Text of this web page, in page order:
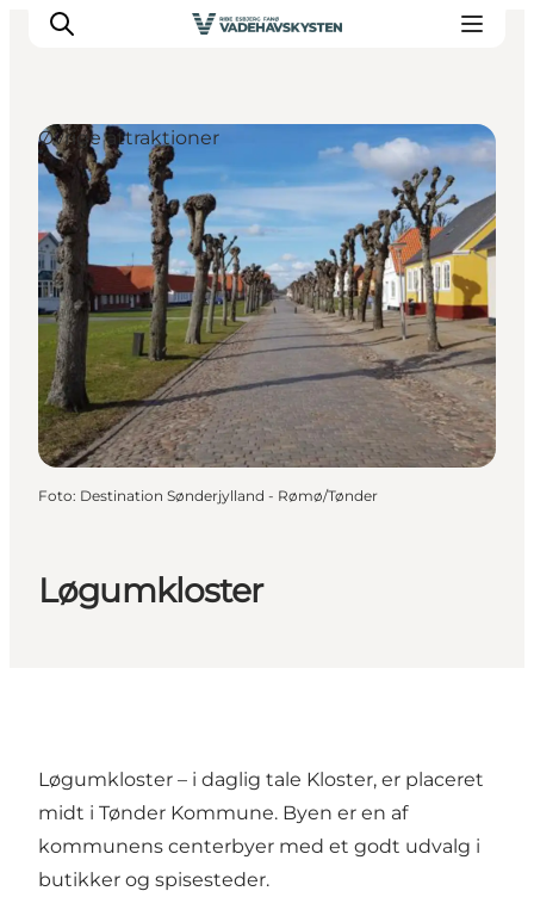
Oplev Ribe
Oplev Esbjerg
Oplev Fanø
Oplev Mandø
Oplev Vadehavet
Det Sker
Løgumkloster
Øvrige attraktioner
Foto: Destination Sønderjylland - Rømø/Tønder
Løgumkloster – i daglig tale Kloster, er placeret
midt i Tønder Kommune. Byen er en af
kommunens centerbyer med et godt udvalg i
butikker og spisesteder.